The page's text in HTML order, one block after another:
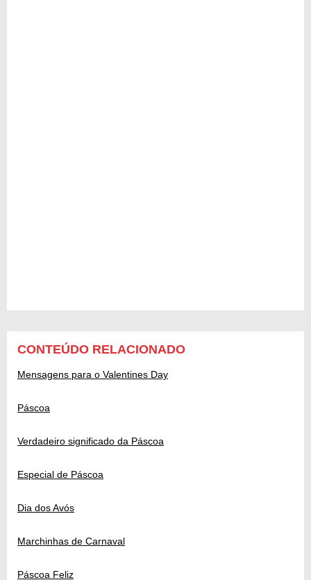
CONTEÚDO RELACIONADO
Mensagens para o Valentines Day
Páscoa
Verdadeiro significado da Páscoa
Especial de Páscoa
Dia dos Avós
Marchinhas de Carnaval
Páscoa Feliz